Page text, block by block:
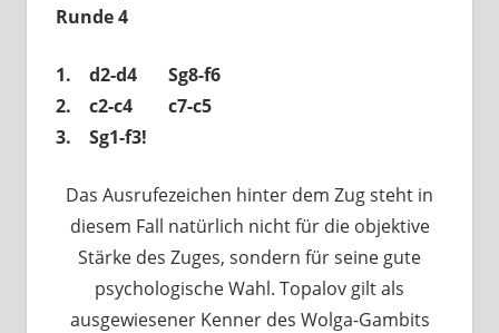
Runde 4
1. d2-d4 Sg8-f6
2. c2-c4 c7-c5
3. Sg1-f3!
Das Ausrufezeichen hinter dem Zug steht in
diesem Fall natürlich nicht für die objektive
Stärke des Zuges, sondern für seine gute
psychologische Wahl. Topalov gilt als
ausgewiesener Kenner des Wolga-Gambits